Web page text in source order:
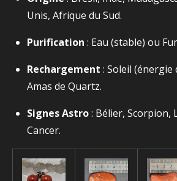
Unis, Afrique du Sud.
Purification : Eau (stable) ou
Rechargement : Soleil (énergie
Amas de Quartz.
Signes Astro: Bélier, Scorpion,
Cancer.